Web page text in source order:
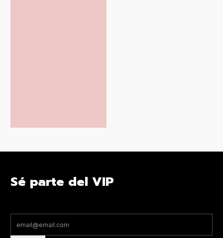
Sé parte del VIP